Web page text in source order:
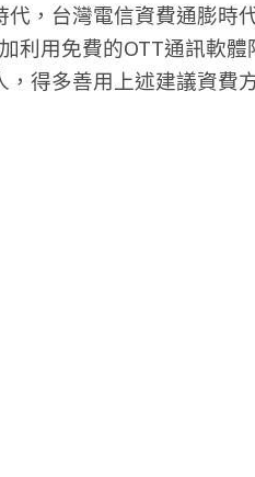
，台灣電信資費通膨時
利用免費的OTT通訊軟
得多善用上述建議資費